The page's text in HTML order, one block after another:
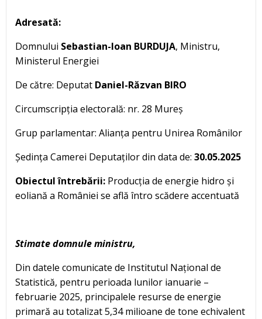
Adresată:
Domnului Sebastian-Ioan BURDUJA, Ministru,
Ministerul Energiei
De către: Deputat Daniel-Răzvan BIRO
Circumscripția electorală: nr. 28 Mureș
Grup parlamentar: Alianța pentru Unirea Românilor
Ședința Camerei Deputaților din data de: 30.05.2025
Obiectul întrebării: Producția de energie hidro și
eoliană a României se află întro scădere accentuată
Stimate domnule ministru,
Din datele comunicate de Institutul Național de
Statistică, pentru perioada lunilor ianuarie –
februarie 2025, principalele resurse de energie
primară au totalizat 5,34 milioane de tone echivalent